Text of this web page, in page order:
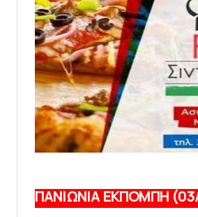
August 06, 2026
ΠΑΝΙΩΝΙΑ ΕΚΠΟΜΠΗ